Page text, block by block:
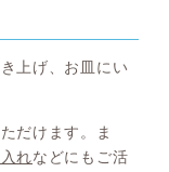
上げ、お皿にい
だけます。ま
れなどにもご活